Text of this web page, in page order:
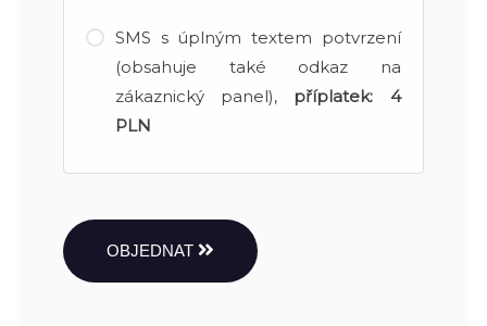
SMS s úplným textem potvrzení
(obsahuje také odkaz na
zákaznický panel), příplatek: 4
PLN
OBJEDNAT